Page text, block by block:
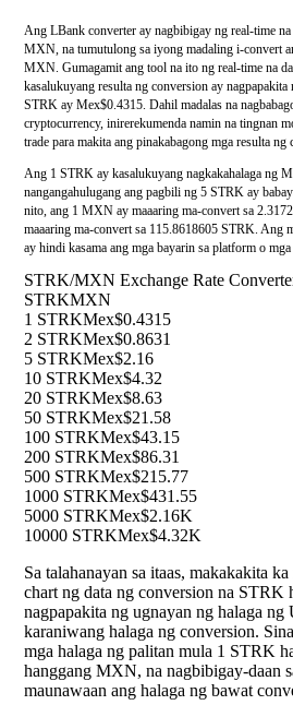
Ang LBank converter ay nagbibigay ng real-time
MXN, na tumutulong sa iyong madaling i-convert
MXN. Gumagamit ang tool na ito ng real-time na
kasalukuyang resulta ng conversion ay nagpapakita
STRK ay Mex$0.4315. Dahil madalas na
cryptocurrency, inirerekumenda namin na tingnan
trade para makita ang pinakabagong mga resulta ng
Ang 1 STRK ay kasalukuyang nagkakahalaga ng
nangangahulugang ang pagbili ng 5 STRK ay
nito, ang 1 MXN ay maaaring ma-convert sa
maaaring ma-convert sa 115.8618605 STRK. Ang
ay hindi kasama ang mga bayarin sa platform o
STRK/MXN Exchange Rate
STRKMXN
1 STRKMex$0.4315
2 STRKMex$0.8631
5 STRKMex$2.16
10 STRKMex$4.32
20 STRKMex$8.63
50 STRKMex$21.58
100 STRKMex$43.15
200 STRKMex$86.31
500 STRKMex$215.77
1000 STRKMex$431.55
5000 STRKMex$2.16K
10000 STRKMex$4.32K
Sa talahanayan sa itaas, makakakita
chart ng data ng conversion na STRK
nagpapakita ng ugnayan ng halaga ng
karaniwang halaga ng conversion.
mga halaga ng palitan mula 1 STRK
hanggang MXN, na nagbibigay-daan
maunawaan ang halaga ng bawat